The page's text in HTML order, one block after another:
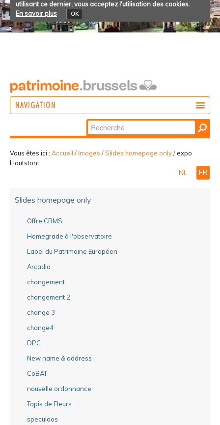
utilisant ce dernier, vous acceptez l'utilisation des cookies.
En savoir plus
OK
NAVIGATION
PARTICIPER
Chercher par
Recherche
avancée…
Vous êtes ici : Accueil /Images /Slides homepage only/ expo
Houtstont
NL FR
Slides homepage only
Offre CRMS
Homegrade à l'observatoire
Label du Patrimoine Européen
Arcadia
changement
changement 2
change 3
change4
DPC
New name & address
CoBAT
nouvelle ordonnance
Tapis de Fleurs
speculoos